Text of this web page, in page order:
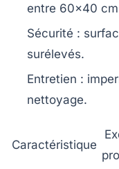
entre 60×40
Sécurité :
surélevés.
Entretien :
nettoyage.
Caractéristique